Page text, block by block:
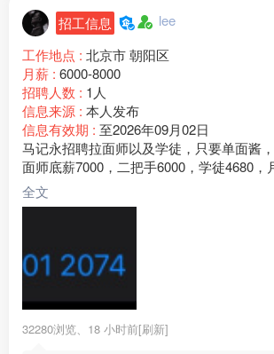
招工信息 lee
工作地点 : 北京市 朝阳区
月薪 : 6000-8000
招聘人数 : 1人
信息来源 : 本人发布
信息有效期 : 至2026年09月02日
马记永招聘拉面师以及学徒，只要单面酱
面师底薪7000，二把手6000，学徒4680，
作9个小时，工作氛围融洽，包吃住 ，清真
是回民地址：北京市朝阳区合生汇商场《马
全文
32280浏览、 18 小时前[刷新]